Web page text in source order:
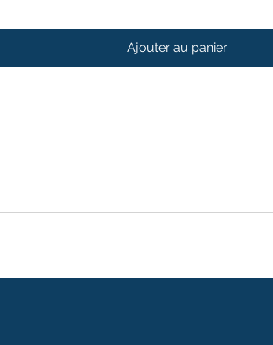
Ajouter au panier